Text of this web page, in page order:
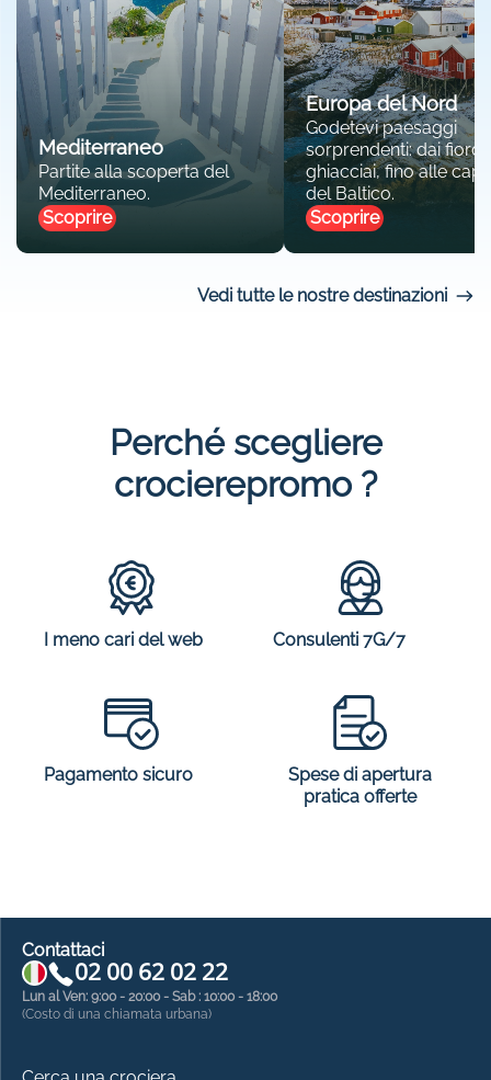
Mediterraneo
Partite alla scoperta del
Mediterraneo.
Scoprire
Europa del Nord
Godetevi paesaggi
sorprendenti: dai fiordi
ghiacciai, fino alle
del Baltico.
Scoprire
Vedi tutte le nostre destinazioni
Perché scegliere
crocierepromo ?
I meno cari del web Consulenti 7G/7
Pagamento sicuro
Spese di apertura
pratica offerte
Contattaci
02 00 62 02 22
Lun al Ven: 9:00 - 20:00 - Sab : 10:00 - 18:00
(Costo di una chiamata urbana)